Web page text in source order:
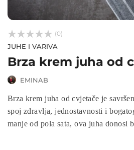


 (0)
JUHE I VARIVA
Brza krem juha od
EMINAB
Brza krem juha od cvjetače je
spoj zdravlja, jednostavnosti i
manje od pola sata, ova juha donosi